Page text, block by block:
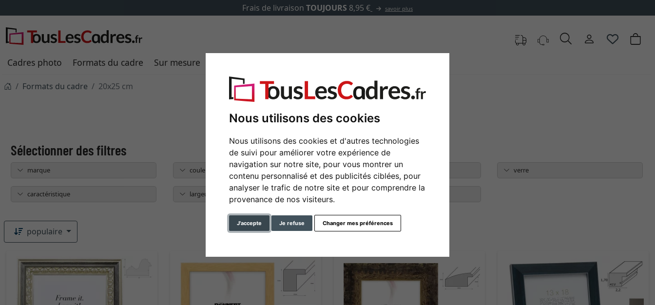
Nous utilisons des cookies
Nous utilisons des cookies et d'autres technologies
de suivi pour améliorer votre expérience de
navigation sur notre site, pour vous montrer un
contenu personnalisé et des publicités ciblées, pour
analyser le trafic de notre site et pour comprendre la
provenance de nos visiteurs.
J'accepte Je refuse Changer mes préférences
✓500 000 articles au choix
Cadres photo Formats du cadre Sur mesure
Formats du cadre 20x25 cm
20x25 cm
marque couleur type de cadre verre
caractéristique largeur du profil arrière avec présentoir
populaire